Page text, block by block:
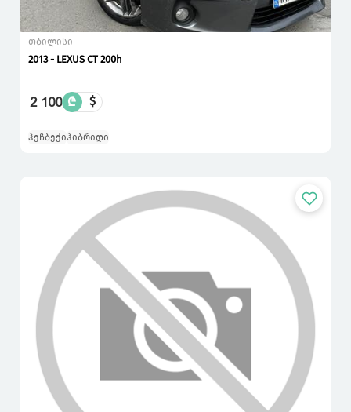
თბილისი
2013 - LEXUS CT 200h
2 100 ₾ $
ჰეჩბექიჰიბრიდი